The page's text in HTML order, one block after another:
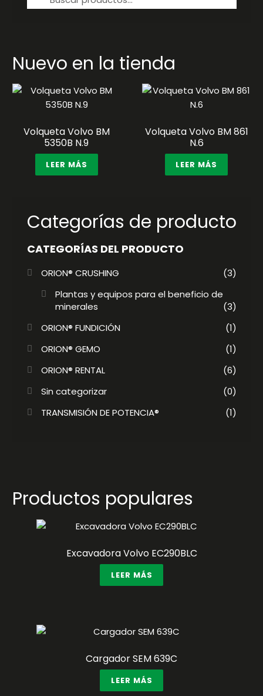
por:
Nuevo en la tienda
Volqueta Volvo BM
5350B N.9
LEER MÁS
Volqueta Volvo BM 861
N.6
LEER MÁS
Categorías de producto
CATEGORÍAS DEL PRODUCTO
ORION® CRUSHING
(3)
Plantas y equipos para el beneficio de
minerales
(3)
ORION® FUNDICIÓN
(1)
ORION® GEMO
(1)
ORION® RENTAL
(6)
Sin categorizar
(0)
TRANSMISIÓN DE POTENCIA®
(1)
Productos populares
Excavadora Volvo EC290BLC
LEER MÁS
Cargador SEM 639C
LEER MÁS